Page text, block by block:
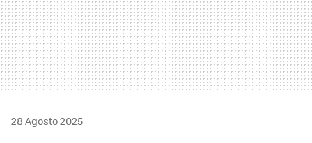
28 Agosto 2025